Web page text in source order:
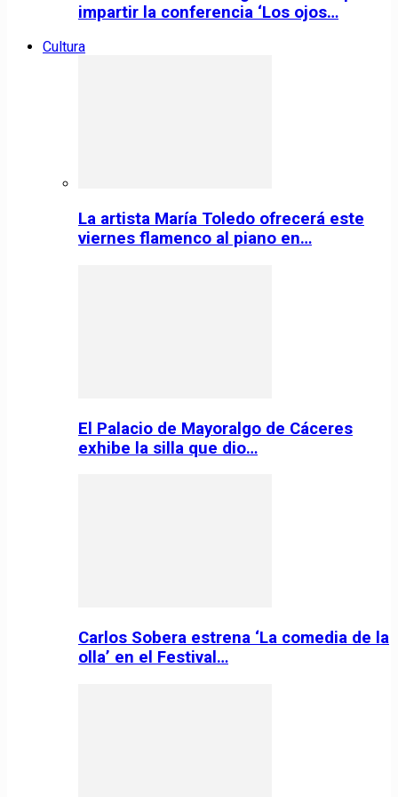
impartir la conferencia ‘Los ojos…
Cultura
La artista María Toledo ofrecerá este
viernes flamenco al piano en…
El Palacio de Mayoralgo de Cáceres
exhibe la silla que dio…
Carlos Sobera estrena ‘La comedia de la
olla’ en el Festival…